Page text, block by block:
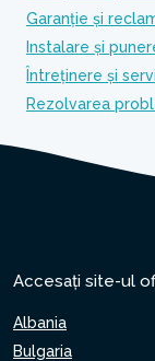
Garanție și
Instalare și
Întreținere și
Rezolvarea
Accesați site-ul
Albania
Bulgaria